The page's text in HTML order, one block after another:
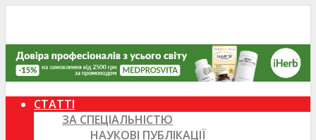
СТАТТІ
ЗА СПЕЦІАЛЬНІСТЮ
НАУКОВІ ПУБЛІКАЦІЇ